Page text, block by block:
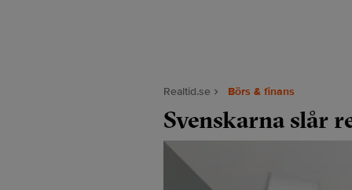
Realtid.se Börs & finans
Svenskarna slår